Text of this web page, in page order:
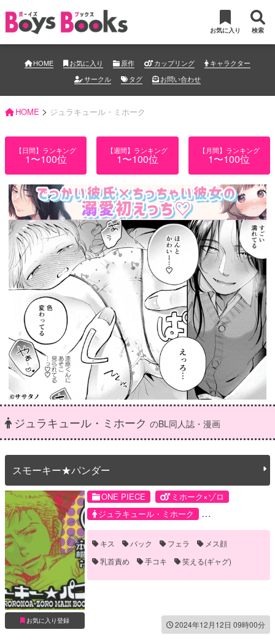
お気に入り 検索
HOME お気に入り 原作 カップリング
キャラクター
サークル
タグ お問い合わせ
HOME > ジュラキュール・ミホーク
【日間】ランキング
1〜100位
【週間】ランキング
1〜100位
【月間】ランキング
1〜100位
ジュラキュール・ミホーク のBL同人誌・漫画
スモーキー★パンダー
お気に入り登録
ONE PIECE
ミホーク×ゾロ
ジュラキュール・ミホーク
ロロノア・ゾロ
キス バック フェラ
メス顔
乳首責め
手コキ 笑える(ギャグ)
2024年12月12日 09時00分